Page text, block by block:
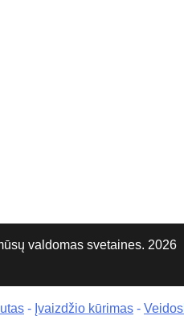
valdomas svetaines. 2026
- Įvaizdžio kūrimas -